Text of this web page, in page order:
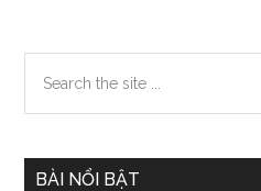
Primary
Sidebar
the
BÀI NỔI BẬT